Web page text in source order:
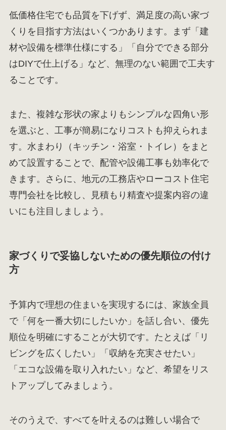
低価格住宅でも品質を下げず、満足度の高い家づ
くりを目指す方法はいくつかあります。まず「建
材や設備を標準仕様にする」「自分でできる部分
はDIYで仕上げる」など、無理のない範囲で工夫す
ることです。
また、複雑な形状の家よりもシンプルな四角い形
を選ぶと、工事が簡易になりコストも抑えられま
す。水まわり（キッチン・浴室・トイレ）をまと
めて設置することで、配管や設備工事も効率化で
きます。さらに、地元の工務店やローコスト住宅
専門会社を比較し、見積もり精査や提案内容の違
いにも注目しましょう。
家づくりで妥協しないための優先順位の付け
方
予算内で理想の住まいを実現するには、家族全員
で「何を一番大切にしたいか」を話し合い、優先
順位を明確にすることが大切です。たとえば「リ
ビングを広くしたい」「収納を充実させたい」
「エコな設備を取り入れたい」など、希望をリス
トアップしてみましょう。
そのうえで、すべてを叶えるのは難しい場合で